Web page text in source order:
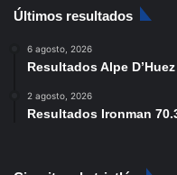
Últimos resultados
6 agosto, 2026
Resultados Alpe
2 agosto, 2026
Resultados Ironman